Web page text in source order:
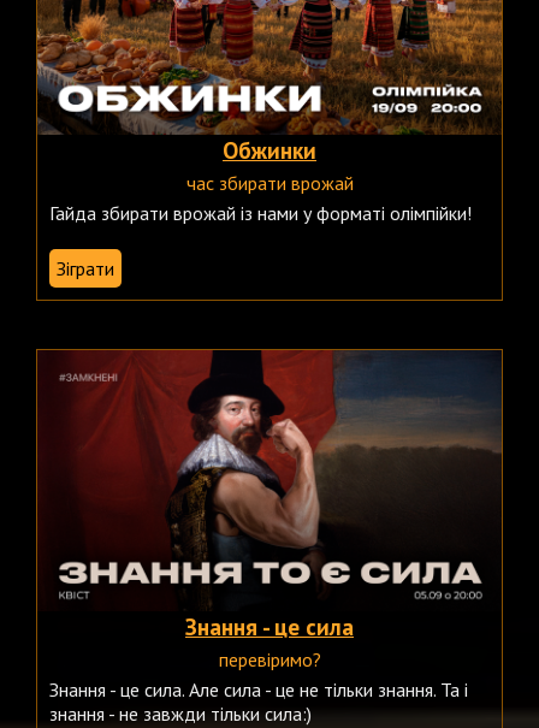
Обжинки
час збирати врожай
Гайда збирати врожай із нами у форматі олімпійки!
Зіграти
Знання - це сила
перевіримо?
Знання - це сила. Але сила - це не тільки знання. Та і
знання - не завжди тільки сила:)